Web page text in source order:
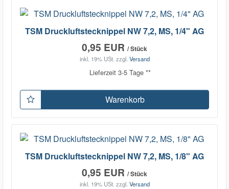
TSM Druckluftstecknippel NW 7,2, MS, 1/4" AG
0,95 EUR / Stück
inkl. 19% USt. zzgl. Versand
Lieferzeit 3-5 Tage **
Warenkorb
TSM Druckluftstecknippel NW 7,2, MS, 1/8" AG
0,95 EUR / Stück
inkl. 19% USt. zzgl. Versand